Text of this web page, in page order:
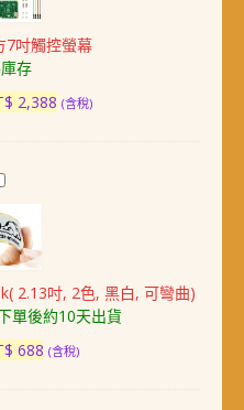
7吋觸控螢幕
存
2,800。
2,388 目
(含稅)
電
子
eInk(
,
2.13吋, 2色, 黑白, 可彎曲)
單後約10天出貨
688 目
(含稅)